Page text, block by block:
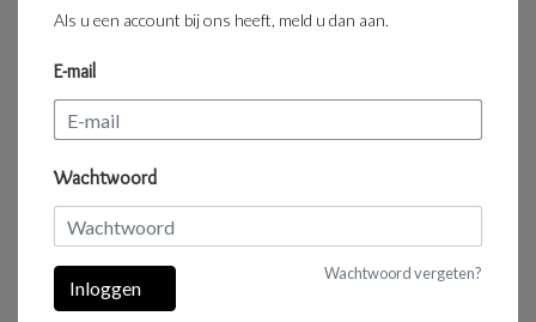
Als u een account bij ons heeft, meld u dan aan.
E-mail
Wachtwoord
Wachtwoord vergeten?
Inloggen